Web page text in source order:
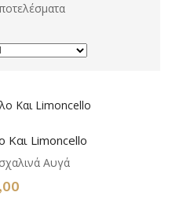
Και Limoncello
Αυγά